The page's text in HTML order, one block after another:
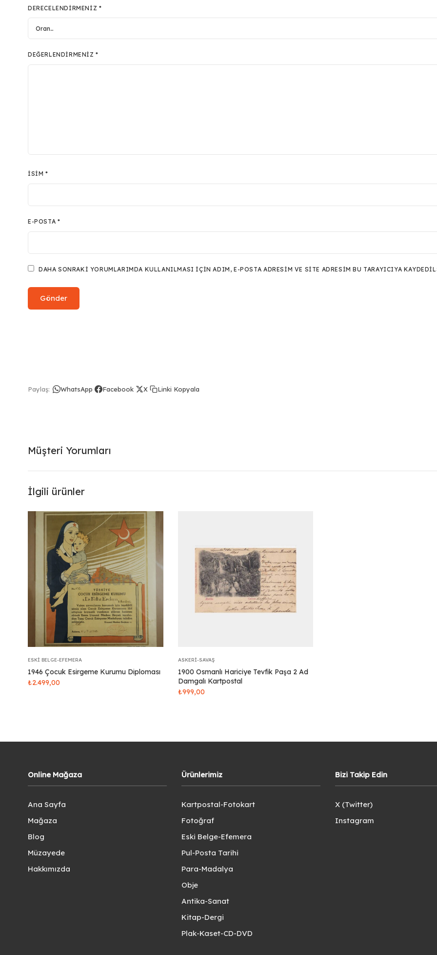
DERECELENDIRMENIZ *
DEĞERLENDIRMENIZ*
İSIM*
E-POSTA *
DAHA SONRAKI YORUMLARIMDA KULLANILMASI IÇIN ADIM, E-POSTA ADRESIM VE SITE ADRESIM BU TARAYICIYA
Paylaş: WhatsApp Facebook X Linki Kopyala
Müşteri Yorumları
İlgili ürünler
ESKI BELGE-EFEMERA
1946 Çocuk Esirgeme Kurumu Diploması
₺2.499,00
ASKERI-SAVAŞ
1900 Osmanlı Hariciye Tevfik Paşa 2 Ad
Damgalı Kartpostal
₺999,00
Online Mağaza
Ana Sayfa
Mağaza
Blog
Müzayede
Hakkımızda
Ürünlerimiz
Kartpostal-Fotokart
Fotoğraf
Eski Belge-Efemera
Pul-Posta Tarihi
Para-Madalya
Obje
Antika-Sanat
Kitap-Dergi
Plak-Kaset-CD-DVD
Bizi Takip Edin
X (Twitter)
Instagram